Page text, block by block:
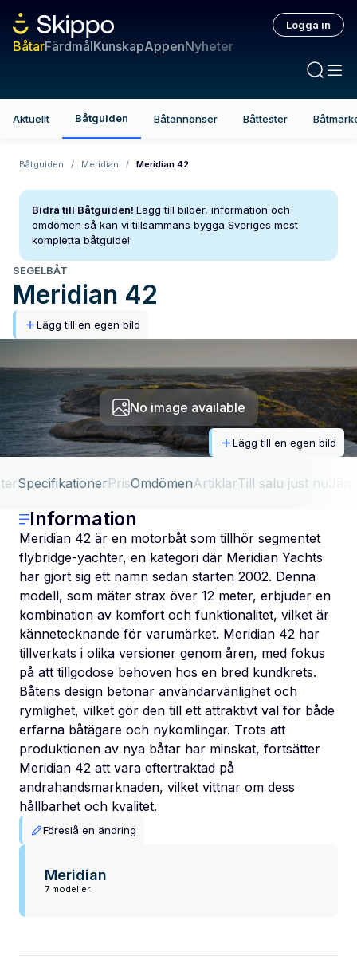
BåtarFärdmålKunskapAppenNyheter
Logga in
Aktuellt Båtguiden Båtannonser Båttester
Båtguiden / Meridian / Meridian 42
Bidra till Båtguiden! Lägg till bilder, information och
omdömen så kan vi tillsammans bygga Sveriges mest
kompletta båtguide!
SEGELBÅT
Meridian 42
Lägg till en egen bild
No image available
Lägg till en egen bild
SpecifikationerPrisOmdömenArtiklarTill salu just nu
Information
Meridian 42 är en motorbåt som tillhör segmentet
flybridge-yachter, en kategori där Meridian Yachts
har gjort sig ett namn sedan starten 2002. Denna
modell, som mäter strax över 12 meter, erbjuder en
kombination av komfort och funktionalitet, vilket är
kännetecknande för varumärket. Meridian 42 har
tillverkats i olika versioner genom åren, med fokus
på att tillgodose behoven hos en bred kundkrets.
Båtens design betonar användarvänlighet och
rymlighet, vilket gör den till ett attraktivt val för både
erfarna båtägare och nykomlingar. Trots att
produktionen av nya båtar har minskat, fortsätter
Meridian 42 att vara eftertraktad på
andrahandsmarknaden, vilket vittnar om dess
hållbarhet och kvalitet.
Föreslå en ändring
Meridian
7 modeller